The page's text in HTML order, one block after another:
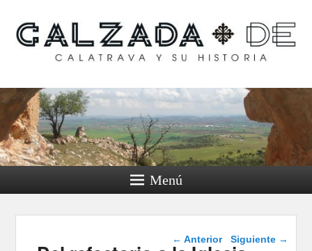
Calzada de Calatrava y
su historia
Menú
Navegación de
← Anterior Siguiente →